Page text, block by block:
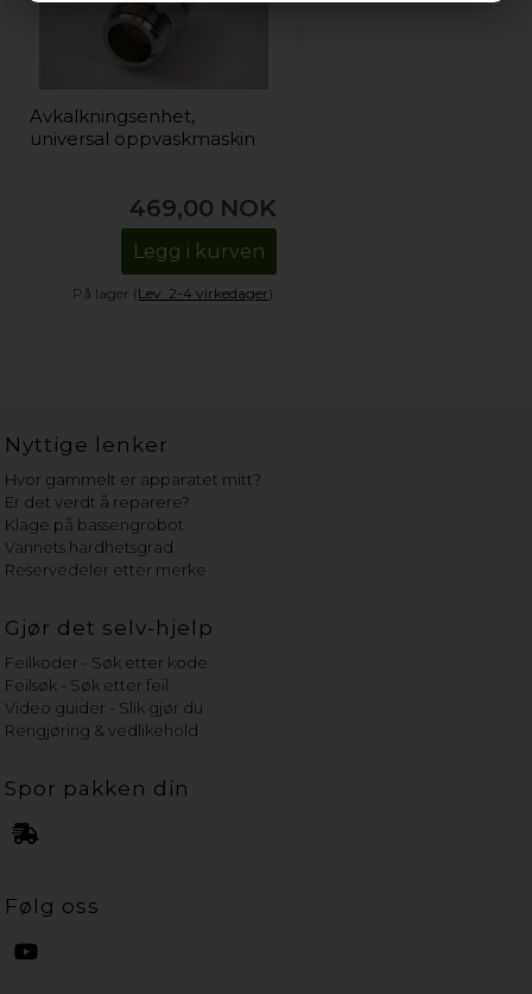
Avkalkningsenhet,
universal oppvaskmaskin
469,00 NOK
Legg i kurven
På lager (Lev. 2-4 virkedager).
Nyttige lenker
Hvor gammelt er apparatet mitt?
Er det verdt å reparere?
Klage på bassengrobot
Vannets hardhetsgrad
Reservedeler etter merke
Gjør det selv-hjelp
Feilkoder - Søk etter kode
Feilsøk - Søk etter feil
Video guider - Slik gjør du
Rengjøring & vedlikehold
Spor pakken din
Følg oss